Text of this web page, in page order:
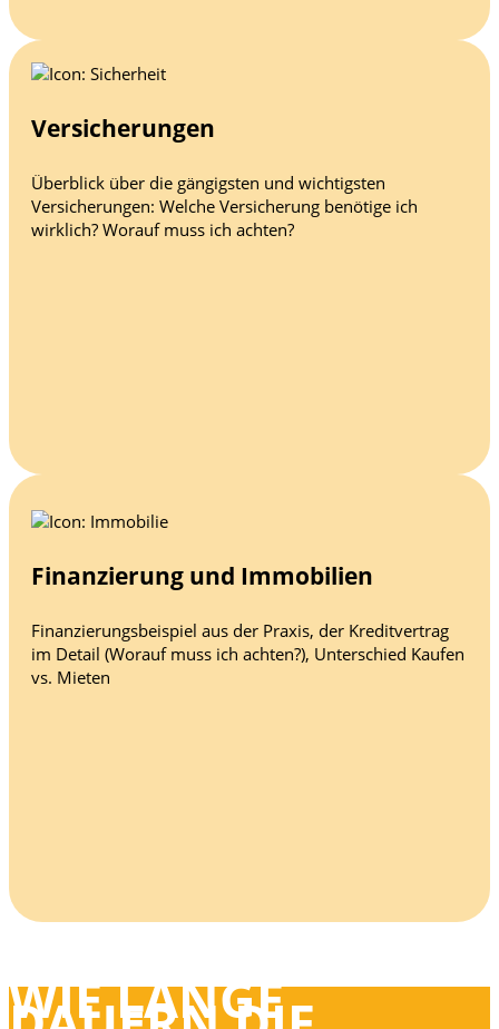
Versicherungen
Überblick über die gängigsten und wichtigsten
Versicherungen: Welche Versicherung benötige ich
wirklich? Worauf muss ich achten?
Finanzierung und Immobilien
Finanzierungsbeispiel aus der Praxis, der Kreditvertrag
im Detail (Worauf muss ich achten?), Unterschied Kaufen
vs. Mieten
WIE LANGE